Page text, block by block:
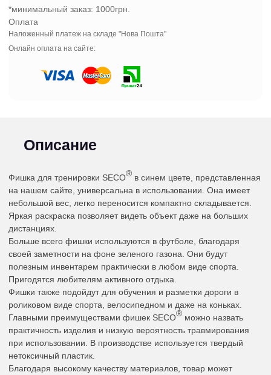
*минимальный заказ: 1000грн.
Оплата
Наложенный платеж на складе "Нова Пошта"
Онлайн оплата на сайте:
Описание
Фишка для тренировки SECO® в синем цвете, представленная
на нашем сайте, универсальна в использовании. Она имеет
небольшой вес, легко переносится компактно складывается.
Яркая раскраска позволяет видеть объект даже на больших
дистанциях.
Больше всего фишки используются в футболе, благодаря
своей заметности на фоне зеленого газона. Они будут
полезным инвентарем практически в любом виде спорта.
Пригодятся любителям активного отдыха.
Фишки также подойдут для обучения и разметки дороги в
роликовом виде спорта, велосипедном и даже на коньках.
Главными преимуществами фишек SECO® можно назвать
практичность изделия и низкую вероятность травмирования
при использовании. В производстве используется твердый
нетоксичный пластик.
Благодаря высокому качеству материалов, товар может